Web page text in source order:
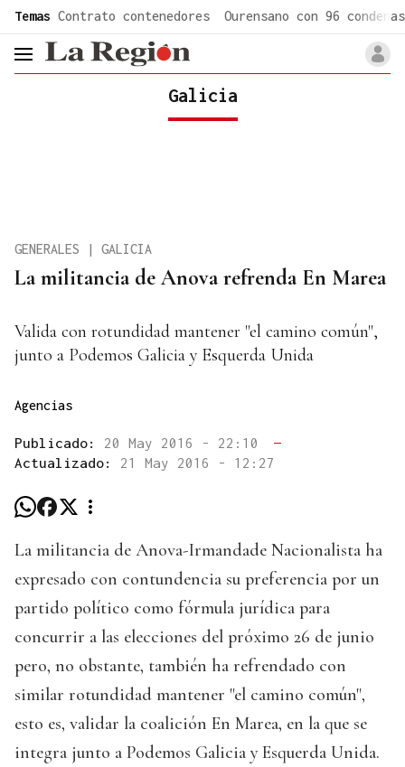
Temas Contrato contenedores Ourensano con 96 condenas
header.menu.open
Galicia
La militancia de Anova refrenda En Marea
GENERALES | GALICIA
Valida con rotundidad mantener "el camino común",
junto a Podemos Galicia y Esquerda Unida
Agencias
Publicado: 20 May 2016 - 22:10
—
Actualizado: 21 May 2016 - 12:27
La militancia de Anova-Irmandade Nacionalista ha
expresado con contundencia su preferencia por un
partido político como fórmula jurídica para
concurrir a las elecciones del próximo 26 de junio
pero, no obstante, también ha refrendado con
similar rotundidad mantener "el camino común",
esto es, validar la coalición En Marea, en la que se
integra junto a Podemos Galicia y Esquerda Unida.